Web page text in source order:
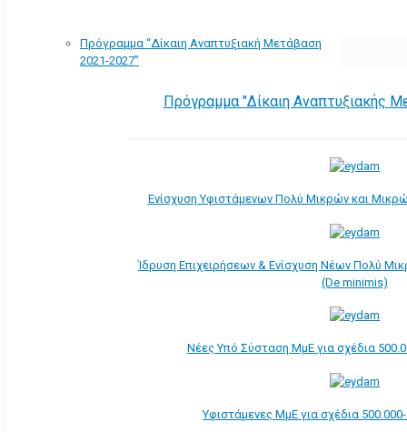
Πρόγραμμα “Δίκαιη Αναπτυξιακή Μετάβαση
2021-2027”
Πρόγραμμα "Δίκαιη Αναπτυξιακής
Ενίσχυση Υφιστάμενων Πολύ Μικρών και
Ίδρυση Επιχειρήσεων & Ενίσχυση Νέων Πολύ
(De minimis)
Νέες Υπό Σύσταση ΜμΕ για σχέδια
Υφιστάμενες ΜμΕ για σχέδια